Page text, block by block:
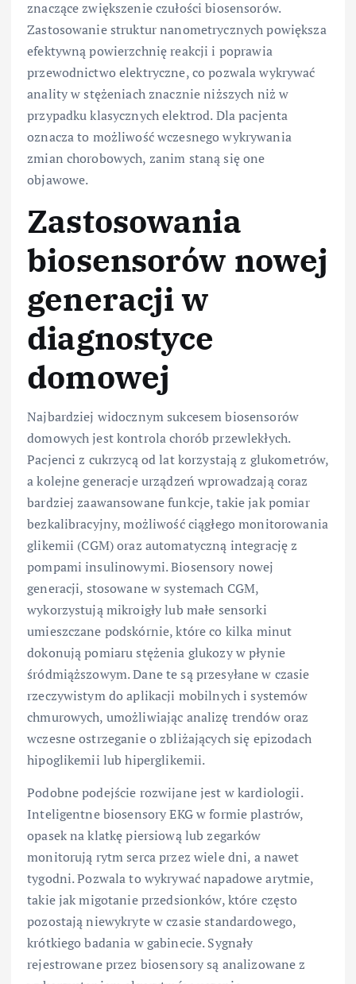
znaczące zwiększenie czułości biosensorów.
Zastosowanie struktur nanometrycznych powiększa
efektywną powierzchnię reakcji i poprawia
przewodnictwo elektryczne, co pozwala wykrywać
anality w stężeniach znacznie niższych niż w
przypadku klasycznych elektrod. Dla pacjenta
oznacza to możliwość wczesnego wykrywania
zmian chorobowych, zanim staną się one
objawowe.
Zastosowania
biosensorów nowej
generacji w
diagnostyce
domowej
Najbardziej widocznym sukcesem biosensorów
domowych jest kontrola chorób przewlekłych.
Pacjenci z cukrzycą od lat korzystają z glukometrów,
a kolejne generacje urządzeń wprowadzają coraz
bardziej zaawansowane funkcje, takie jak pomiar
bezkalibracyjny, możliwość ciągłego monitorowania
glikemii (CGM) oraz automatyczną integrację z
pompami insulinowymi. Biosensory nowej
generacji, stosowane w systemach CGM,
wykorzystują mikroigły lub małe sensorki
umieszczane podskórnie, które co kilka minut
dokonują pomiaru stężenia glukozy w płynie
śródmiąższowym. Dane te są przesyłane w czasie
rzeczywistym do aplikacji mobilnych i systemów
chmurowych, umożliwiając analizę trendów oraz
wczesne ostrzeganie o zbliżających się epizodach
hipoglikemii lub hiperglikemii.
Podobne podejście rozwijane jest w kardiologii.
Inteligentne biosensory EKG w formie plastrów,
opasek na klatkę piersiową lub zegarków
monitorują rytm serca przez wiele dni, a nawet
tygodni. Pozwala to wykrywać napadowe arytmie,
takie jak migotanie przedsionków, które często
pozostają niewykryte w czasie standardowego,
krótkiego badania w gabinecie. Sygnały
rejestrowane przez biosensory są analizowane z